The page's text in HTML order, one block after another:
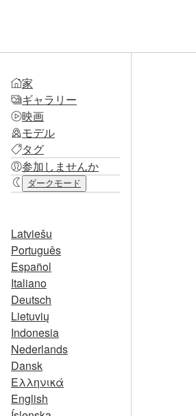
家
ギャラリー
映画
モデル
タグ
参加しませんか
ダークモード
Latviešu
Português
Español
Italiano
Deutsch
Lietuvių
Indonesia
Nederlands
Dansk
Ελληνικά
English